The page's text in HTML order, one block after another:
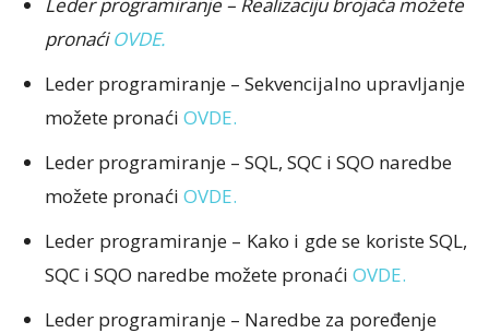
pronaćiOVDE.
Leder programiranje – Sekvencijalno upravljanje
možete pronaći OVDE.
Leder programiranje – SQL, SQC i SQO naredbe
možete pronaći OVDE.
Leder programiranje – Kako i gde se koriste SQL,
SQC i SQO naredbe možete pronaći OVDE.
Leder programiranje – Naredbe za poređenje